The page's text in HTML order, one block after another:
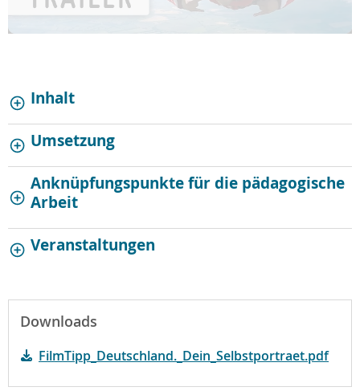
Inhalt
Umsetzung
Anknüpfungspunkte für die pädagogische
Arbeit
Veranstaltungen
Downloads
FilmTipp_Deutschland._Dein_Selbstportraet.pdf